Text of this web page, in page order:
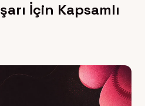
İçin Kapsamlı